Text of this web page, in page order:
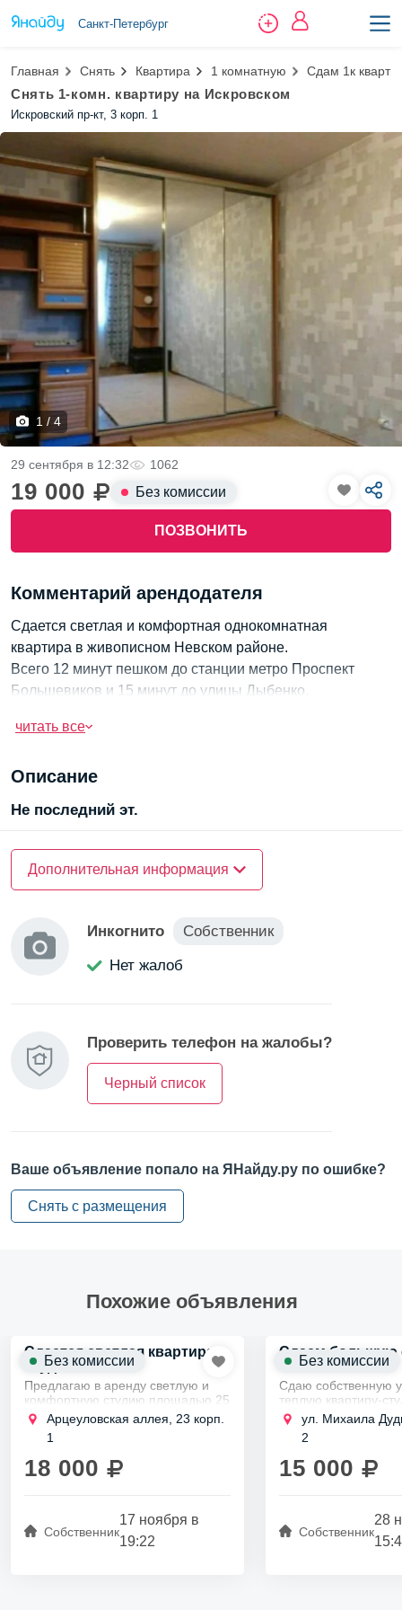
Санкт-Петербург
Главная Снять Квартира 1 комнатную Сдам 1к
Снять 1-комн. квартиру на Искровском
Искровский пр-кт, 3 корп. 1
1 / 4
19 000 Без комиссии
ПОЗВОНИТЬ
29 сентября в 12:32 1062
Описание
Не последний эт.
О доме
Материал стен —
О квартире
Дополнительная информация
Комментарий арендодателя
Сдается светлая и комфортная однокомнатная
квартира в живописном Невском районе.
Всего 12 минут пешком до станции метро Проспект
Большевиков и 15 минут до улицы Дыбенко.
вредных привычек.
создают приятные условия для жизни.
читать все
Инкогнито
Собственник
Нет жалоб
Проверить телефон на жалобы?
Черный список
Ваше объявление попало на ЯНайду.ру по ошибке?
Снять с размещения
Похожие объявления
Сдается светлая квартира-
студия
Предлагаю в аренду светлую и
комфортную студию площадью 25
квадратных метров, находящуюся
на 18 этаже 21-этажного
кирпично-монолитного здания.
Квартира расположена...
Арцеуловская аллея, 23 корп.
1
18 000
Собственник
17 ноября в
19:22
Без комиссии
Сдаем большую
39м2СРОЧНО!
Сдаю собственную
теплую квартиру-
части города в
районе около
Парнас, всего 3
на длительный
ул. Михаила
2
15 000
Собственник
28
Без комиссии